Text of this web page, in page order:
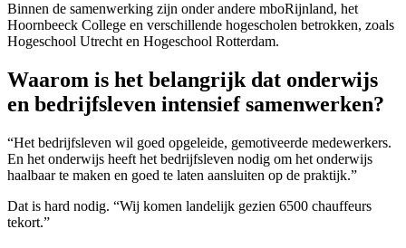
Binnen de samenwerking zijn onder andere mboRijnland, het
Hoornbeeck College en verschillende hogescholen betrokken, zoals
Hogeschool Utrecht en Hogeschool Rotterdam.
Waarom is het belangrijk dat onderwijs
en bedrijfsleven intensief samenwerken?
“Het bedrijfsleven wil goed opgeleide, gemotiveerde medewerkers.
En het onderwijs heeft het bedrijfsleven nodig om het onderwijs
haalbaar te maken en goed te laten aansluiten op de praktijk.”
Dat is hard nodig. “Wij komen landelijk gezien 6500 chauffeurs
tekort.”